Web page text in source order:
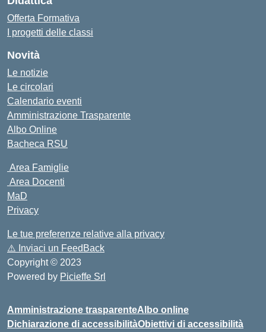
Offerta Formativa
I progetti delle classi
Novità
Le notizie
Le circolari
Calendario eventi
Amministrazione Trasparente
Albo Online
Bacheca RSU
Area Famiglie
Area Docenti
MaD
Privacy
Le tue preferenze relative alla privacy
⚠️ Inviaci un FeedBack
Copyright © 2023
Powered by Picieffe Srl
Amministrazione trasparenteAlbo online
Dichiarazione di accessibilitàObiettivi di accessibilità